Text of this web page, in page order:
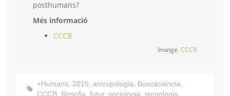
posthumans?
Més informació
CCCB
Imatge. CCCB
+Humans, 2015, antropologia, Buscaciència,
CCCB filosofia futur, sociologia tecnologia